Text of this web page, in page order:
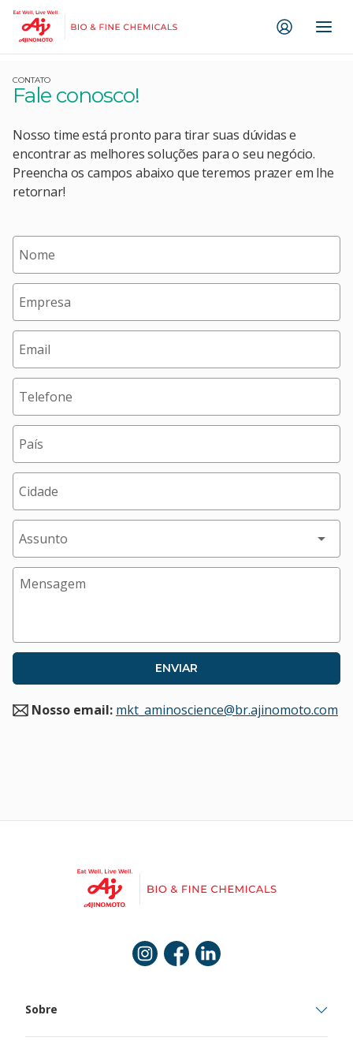
Ir direto ao conteúdo
CONTATO
Fale conosco!
Nosso time está pronto para tirar suas dúvidas e
encontrar as melhores soluções para o seu negócio.
Preencha os campos abaixo que teremos prazer em lhe
retornar!
Nome
Empresa
Email
Telefone
País
Cidade
Assunto
Mensagem
ENVIAR
Nosso email: mkt_aminoscience@br.ajinomoto.com
InstagramFacebook
Linkedin
Sobre